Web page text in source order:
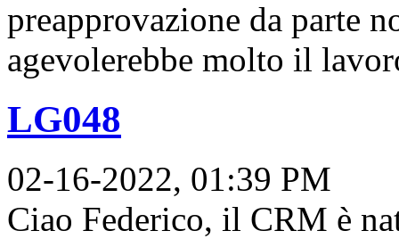
preapprovazione da parte
agevolerebbe molto il
LG048
02-16-2022, 01:39 PM
Ciao Federico, il CRM è